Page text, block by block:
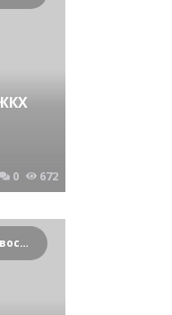
0 672
Криминальные новости Новосибирска и Сибирского региона